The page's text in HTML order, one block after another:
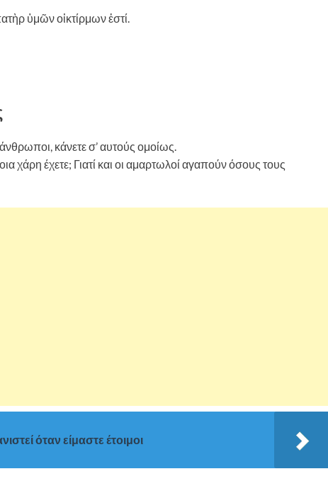
ὑμῶν οἰκτίρμων ἐστί.
κάνετε σ’ αυτούς ομοίως.
χάρη έχετε; Γιατί και οι αμαρτωλοί αγαπούν όσους τους
όταν είμαστε έτοιμοι